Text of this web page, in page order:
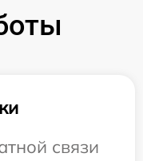
связи